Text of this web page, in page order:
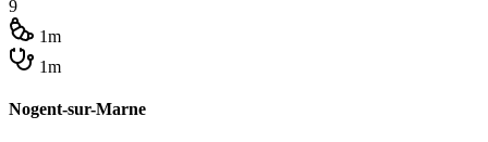
9
1m
1m
Nogent-sur-Marne